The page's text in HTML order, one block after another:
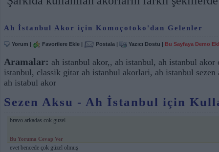
Ah İstanbul Akor için Komoçotoko'dan Gelenler
Yorum | Favorilere Ekle | Postala | Yazıcı Dostu | Bu Sayfaya Demo
Aramalar: ah istanbul akor,, ah istanbul, ah istanbul akor
istanbul, classik gitar ah istanbul akorlari, ah istanbul sezen
ah istabul akor
Sezen Aksu - Ah İstanbul için
bravo arkadas cok guzel
Bu Yoruma Cevap Ver
evet bencede çok güzel olmuş